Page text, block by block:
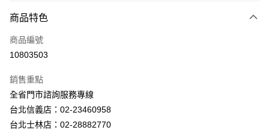
信用卡一次付款
LINE Pay
街口支付
悠遊付
商品特色
商品編號
10803503
銷售重點
全省門市諮詢服務專線
台北信義店：02-23460958
台北士林店：02-28882770